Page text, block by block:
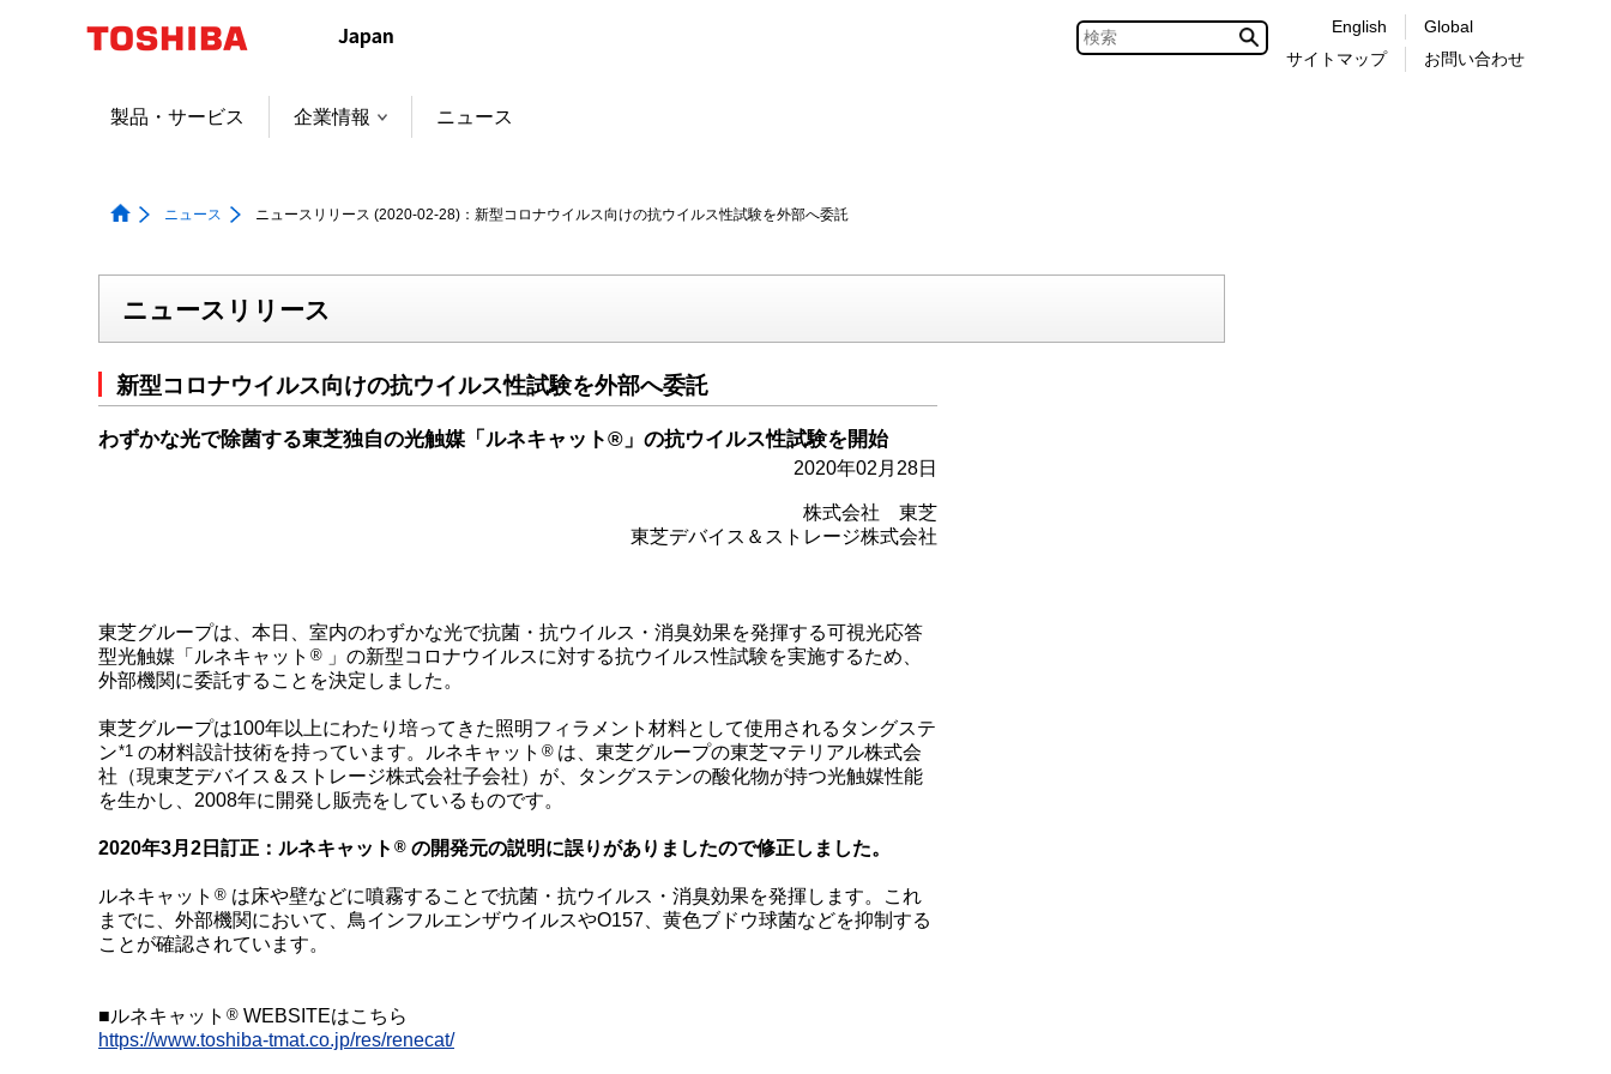
ャ
English
サイトマップ
Global
お問い合わせ
製品・サービス 企業情報 ニュース
ニュース ニュースリリース (2020-02-28)：新型コロナウイルス向けの抗ウイルス性試験を外部へ委託
ニュースリリース
新型コロナウイルス向けの抗ウイルス性試験を外部へ委託
わずかな光で除菌する東芝独自の光触媒「ルネキャット®」の抗ウイルス性試験を開始
2020年02月28日
株式会社 東芝
東芝デバイス＆ストレージ株式会社
東芝グループは、本日、室内のわずかな光で抗菌・抗ウイルス・消臭効果を発揮する可視光応答
型光触媒「ルネキャット ® 」の新型コロナウイルスに対する抗ウイルス性試験を実施するため、
外部機関に委託することを決定しました。
東芝グループは100年以上にわたり培ってきた照明フィラメント材料として使用されるタングステ
ン*1 の材料設計技術を持っています。ルネキャット ® は、東芝グループの東芝マテリアル株式会
社（現東芝デバイス＆ストレージ株式会社子会社）が、タングステンの酸化物が持つ光触媒性能
を生かし、2008年に開発し販売をしているものです。
2020年3月2日訂正：ルネキャット ® の開発元の説明に誤りがありましたので修正しました。
ルネキャット ® は床や壁などに噴霧することで抗菌・抗ウイルス・消臭効果を発揮します。これ
までに、外部機関において、鳥インフルエンザウイルスやO157、黄色ブドウ球菌などを抑制する
ことが確認されています。
■ルネキャット ® WEBSITEはこちら
https://www.toshiba-tmat.co.jp/res/renecat/